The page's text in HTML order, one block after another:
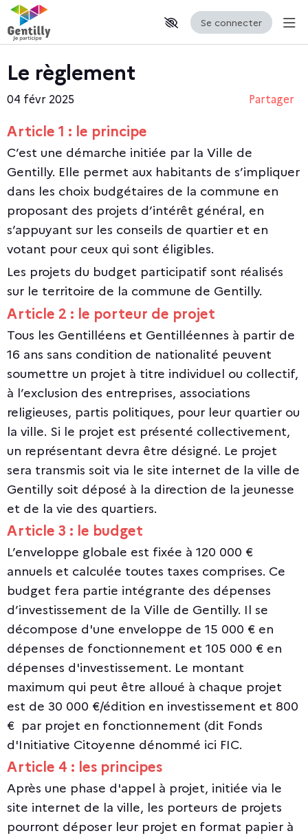
Se connecter
Le règlement
04 févr 2025 Partager
Article 1 : le principe
C’est une démarche initiée par la Ville de
Gentilly. Elle permet aux habitants de s’impliquer
dans les choix budgétaires de la commune en
proposant des projets d’intérêt général, en
s’appuyant sur les conseils de quartier et en
votant pour ceux qui sont éligibles.
Les projets du budget participatif sont réalisés
sur le territoire de la commune de Gentilly.
Article 2 : le porteur de projet
Tous les Gentilléens et Gentilléennes à partir de
16 ans sans condition de nationalité peuvent
soumettre un projet à titre individuel ou collectif,
à l’exclusion des entreprises, associations
religieuses, partis politiques, pour leur quartier ou
la ville. Si le projet est présenté collectivement,
un représentant devra être désigné. Le projet
sera transmis soit via le site internet de la ville de
Gentilly soit déposé à la direction de la jeunesse
et de la vie des quartiers.
Article 3 : le budget
L’enveloppe globale est fixée à 120 000 €
annuels et calculée toutes taxes comprises. Ce
budget fera partie intégrante des dépenses
d’investissement de la Ville de Gentilly. Il se
décompose d'une enveloppe de 15 000 € en
dépenses de fonctionnement et 105 000 € en
dépenses d'investissement. Le montant
maximum qui peut être alloué à chaque projet
est de 30 000 €/édition en investissement et 800
€ par projet en fonctionnement (dit Fonds
d'Initiative Citoyenne dénommé ici FIC.
Article 4 : les principes
Après une phase d'appel à projet, initiée via le
site internet de la ville, les porteurs de projets
pourront déposer leur projet en format papier à